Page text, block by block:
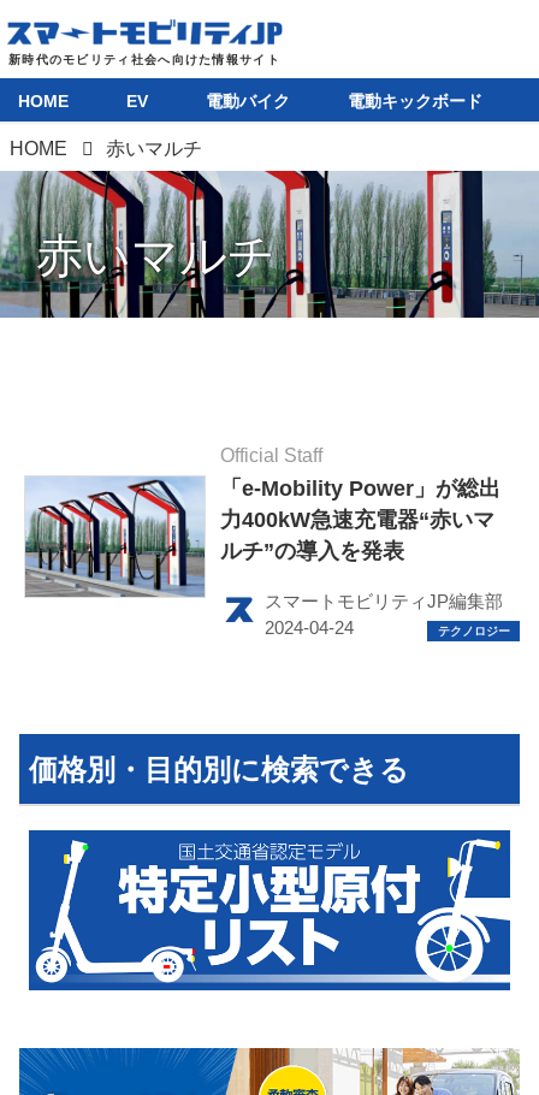
EV
電動バイク
電動キックボード
ライフスタイル
テクノロジー
運営会社
HOME EV 電動バイク 電動キックボード
HOME 赤いマルチ
赤いマルチ
Official Staff
「e-Mobility Power」が総出
力400kW急速充電器“赤いマ
ルチ”の導入を発表
スマートモビリティJP編集部
価格別・目的別に検索できる